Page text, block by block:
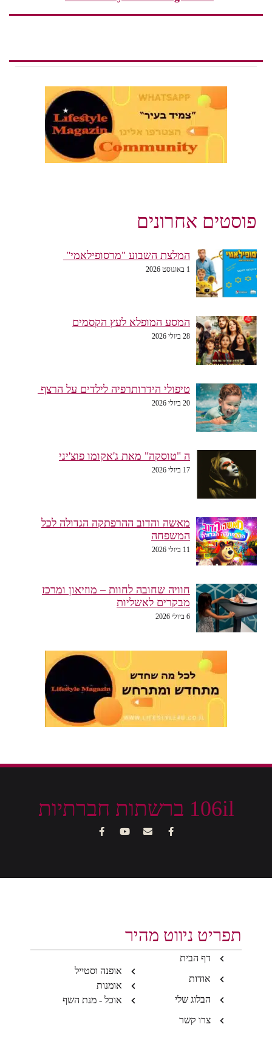
פוסטים אחרונים
המלצת השבוע "מרסופילאמי"
1 באוגוסט 2026
המסע המופלא לעץ הקסמים
28 ביולי 2026
טיפולי הידרותרפיה לילדים על הרצף
20 ביולי 2026
ה "טוסקה" מאת ג'אקומו פוצ'יני
17 ביולי 2026
מאשה והדוב ההרפתקה הגדולה לכל
המשפחה
11 ביולי 2026
חוויה שחובה לחוות – מוזיאון ומרכז
מבקרים לאשליות
6 ביולי 2026
106il ברשתות חברתיות
תפריט ניווט מהיר
דף הבית
אודות
הבלוג שלי
צרו קשר
אופנה וסטייל
אומנות
אוכל - מנת השף